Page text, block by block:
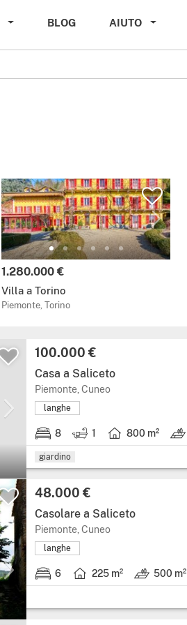
BLOG AIUTO
1.280.000 €
Villa a Torino
Piemonte, Torino
100.000 €
Casa a Saliceto
Piemonte, Cuneo
langhe
8 1 800 m²
giardino
48.000 €
Casolare a Saliceto
Piemonte, Cuneo
langhe
6 225 m² 500 m²